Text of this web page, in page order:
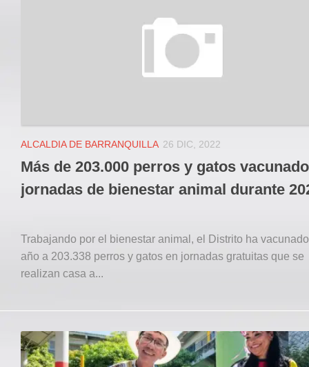
ALCALDIA DE BARRANQUILLA 26 DIC, 2022
Más de 203.000 perros y gatos
jornadas de bienestar animal durante
Trabajando por el bienestar animal, el Distrito ha
año a 203.338 perros y gatos en jornadas gratuitas que se
realizan casa a...